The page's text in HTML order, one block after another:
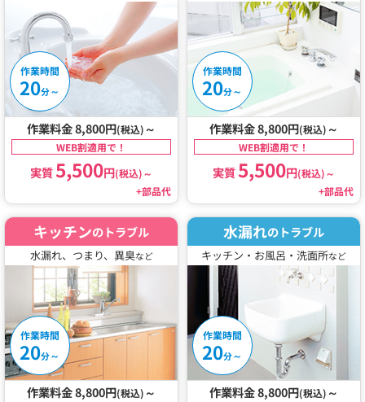
作業時間
20分～
作業料金 8,800円(税込) ～
WEB割適用で！
実質5,500円(税込)～
+部品代
作業時間
20分～
作業料金 8,800円(税込) ～
WEB割適用で！
実質5,500円(税込)～
+部品代
キッチンのトラブル
水漏れ、つまり、異臭など
作業時間
20分～
作業料金 8,800円(税込) ～
水漏れのトラブル
キッチン・お風呂・洗面所など
作業時間
20分～
作業料金 8,800円(税込) ～